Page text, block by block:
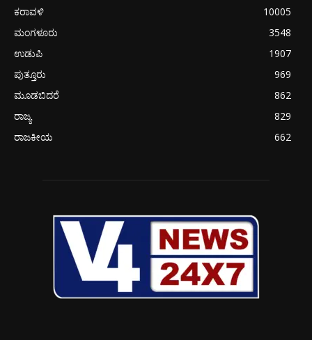
ಕರಾವಳಿ
10005
ಮಂಗಳೂರು
3548
ಉಡುಪಿ
1907
ಪುತ್ತೂರು
969
ಮೂಡಬಿದರೆ
862
ರಾಜ್ಯ
829
ರಾಜಕೀಯ
662